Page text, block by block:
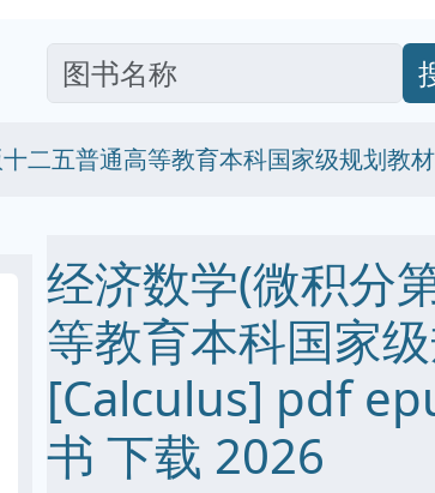
二五普通高等教育本科国家级规划教
经济数学(微积分
等教育本科国家
[Calculus] pdf
书 下载 2026